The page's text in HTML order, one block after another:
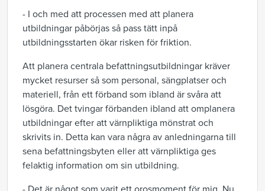
- I och med att processen med att planera
utbildningar påbörjas så pass tätt inpå
utbildningsstarten ökar risken för friktion.
Att planera centrala befattningsutbildningar kräver
mycket resurser så som personal, sängplatser och
materiell, från ett förband som ibland är svåra att
lösgöra. Det tvingar förbanden ibland att omplanera
utbildningar efter att värnpliktiga mönstrat och
skrivits in. Detta kan vara några av anledningarna till
sena befattningsbyten eller att värnpliktiga ges
felaktig information om sin utbildning.